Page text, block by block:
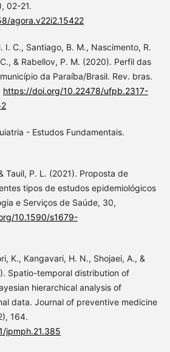
02-21.
agora.v22i2.15422
I. C., Santiago, B. M., Nascimento, R.
& Rabellov, P. M. (2020). Perfil das
da Paraíba/Brasil. Rev. bras.
https://doi.org/10.22478/ufpb.2317-
- Estudos Fundamentais.
Tauil, P. L. (2021). Proposta de
tipos de estudos epidemiológicos
e Serviços de Saúde, 30,
10.1590/s1679-
K., Kangavari, H. N., Shojaei, A., &
Spatio-temporal distribution of
hierarchical analysis of
data. Journal of preventive medicine
164.
jpmph.21.385